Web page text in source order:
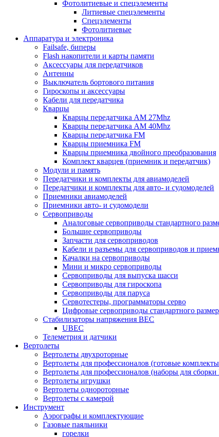
Фотолитиевые и спецэлементы
Литиевые спецэлементы
Спецэлементы
Фотолитиевые
Аппаратура и электроника
Failsafe, биперы
Flash накопители и карты памяти
Аксессуары для передатчиков
Антенны
Выключатель бортового питания
Гироскопы и аксессуары
Кабели для передатчика
Кварцы
Кварцы передатчика AM 27Mhz
Кварцы передатчика AM 40Mhz
Кварцы передатчика FM
Кварцы приемника FM
Кварцы приемника двойного преобразования
Комплект кварцев (приемник и передатчик)
Модули и память
Передатчики и комплекты для авиамоделей
Передатчики и комплекты для авто- и судомоделей
Приемники авиамоделей
Приемники авто- и судомодели
Сервоприводы
Аналоговые сервоприводы стандартного
Большие сервоприводы
Запчасти для сервоприводов
Кабели и разъемы для сервоприводов и
Качалки на сервоприводы
Мини и микро сервоприводы
Сервоприводы для выпуска шасси
Сервоприводы для гироскопа
Сервоприводы для паруса
Сервотестеры, программаторы серво
Цифровые сервоприводы стандартного
Стабилизаторы напряжения BEC
UBEC
Телеметрия и датчики
Вертолеты
Вертолеты двухроторные
Вертолеты для профессионалов (готовые
Вертолеты для профессионалов (наборы для
Вертолеты игрушки
Вертолеты однороторные
Вертолеты с камерой
Инструмент
Аэрографы и комплектующие
Газовые паяльники
горелки